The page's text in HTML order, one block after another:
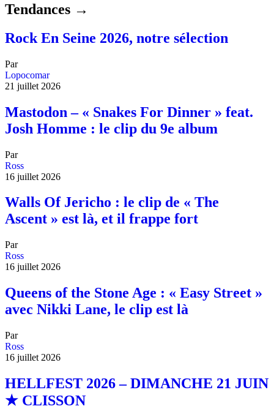
Tendances →
Rock En Seine 2026, notre sélection
Par
Lopocomar
21 juillet 2026
Mastodon – « Snakes For Dinner » feat.
Josh Homme : le clip du 9e album
Par
Ross
16 juillet 2026
Walls Of Jericho : le clip de « The
Ascent » est là, et il frappe fort
Par
Ross
16 juillet 2026
Queens of the Stone Age : « Easy Street »
avec Nikki Lane, le clip est là
Par
Ross
16 juillet 2026
HELLFEST 2026 – DIMANCHE 21 JUIN
★ CLISSON